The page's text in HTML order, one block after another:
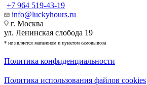
+7 964 519-43-19
info@luckyhours.ru
г. Москва
ул. Ленинская слобода 19
* не является магазином и пунктом самовывоза
Политика конфиденциальности
Политика использования файлов cookies